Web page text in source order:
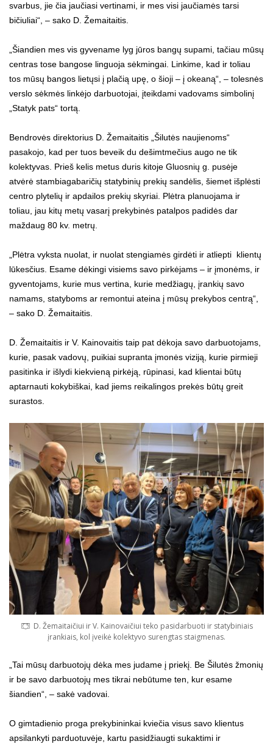
svarbus, jie čia jaučiasi vertinami, ir mes visi jaučiamės tarsi
bičiuliai“, – sako D. Žemaitaitis.
„Šiandien mes vis gyvename lyg jūros bangų supami, tačiau mūsų
centras tose bangose linguoja sėkmingai. Linkime, kad ir toliau
tos mūsų bangos lietųsi į plačią upę, o šioji – į okeaną“, – tolesnės
verslo sėkmės linkėjo darbuotojai, įteikdami vadovams simbolinį
„Statyk pats“ tortą.
Bendrovės direktorius D. Žemaitaitis „Šilutės naujienoms“
pasakojo, kad per tuos beveik du dešimtmečius augo ne tik
kolektyvas. Prieš kelis metus duris kitoje Gluosnių g. pusėje
atvėrė stambiagabaričių statybinių prekių sandėlis, šiemet išplėsti
centro plytelių ir apdailos prekių skyriai. Plėtra planuojama ir
toliau, jau kitų metų vasarį prekybinės patalpos padidės dar
maždaug 80 kv. metrų.
„Plėtra vyksta nuolat, ir nuolat stengiamės girdėti ir atliepti klientų
lūkesčius. Esame dėkingi visiems savo pirkėjams – ir įmonėms, ir
gyventojams, kurie mus vertina, kurie medžiagų, įrankių savo
namams, statyboms ar remontui ateina į mūsų prekybos centrą“,
– sako D. Žemaitaitis.
D. Žemaitaitis ir V. Kainovaitis taip pat dėkoja savo darbuotojams,
kurie, pasak vadovų, puikiai supranta įmonės viziją, kurie pirmieji
pasitinka ir išlydi kiekvieną pirkėją, rūpinasi, kad klientai būtų
aptarnauti kokybiškai, kad jiems reikalingos prekės būtų greit
surastos.
D. Žemaitaičiui ir V. Kainovaičiui teko pasidarbuoti ir statybiniais
įrankiais, kol įveikė kolektyvo surengtas staigmenas.
„Tai mūsų darbuotojų dėka mes judame į priekį. Be Šilutės žmonių
ir be savo darbuotojų mes tikrai nebūtume ten, kur esame
šiandien“, – sakė vadovai.
O gimtadienio proga prekybininkai kviečia visus savo klientus
apsilankyti parduotuvėje, kartu pasidžiaugti sukaktimi ir